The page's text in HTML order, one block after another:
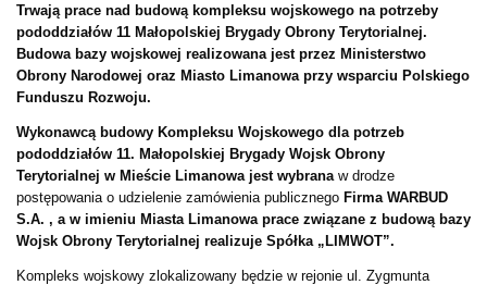
Trwają prace nad budową kompleksu wojskowego na potrzeby
pododdziałów 11 Małopolskiej Brygady Obrony Terytorialnej.
Budowa bazy wojskowej realizowana jest przez Ministerstwo
Obrony Narodowej oraz Miasto Limanowa przy wsparciu Polskiego
Funduszu Rozwoju.
Wykonawcą budowy Kompleksu Wojskowego dla potrzeb
pododdziałów 11. Małopolskiej Brygady Wojsk Obrony
Terytorialnej w Mieście Limanowa jest wybrana w drodze
postępowania o udzielenie zamówienia publicznego Firma WARBUD
S.A. , a w imieniu Miasta Limanowa prace związane z budową bazy
Wojsk Obrony Terytorialnej realizuje Spółka „LIMWOT”.
Kompleks wojskowy zlokalizowany będzie w rejonie ul. Zygmunta